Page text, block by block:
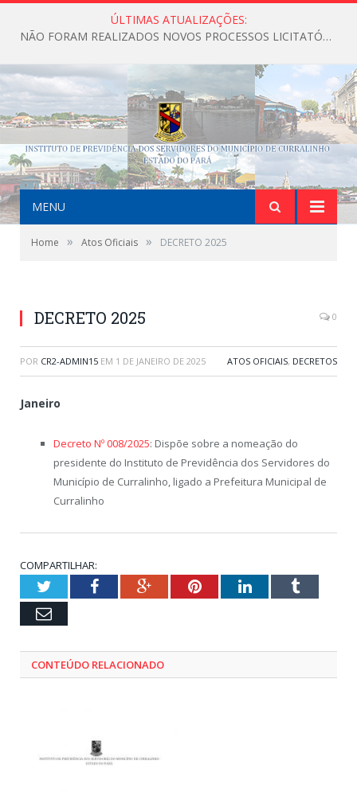
ÚLTIMAS ATUALIZAÇÕES:
NÃO FORAM REALIZADOS NOVOS PROCESSOS LICITATÓRIOS ATÉ O MOMENTO DO ANO DE 2026
MENU
Home » Atos Oficiais » DECRETO 2025
DECRETO 2025 0
POR CR2-ADMIN15 EM 1 DE JANEIRO DE 2025 ATOS OFICIAIS, DECRETOS
Janeiro
Decreto Nº 008/2025: Dispõe sobre a nomeação do
presidente do Instituto de Previdência dos Servidores do
Município de Curralinho, ligado a Prefeitura Municipal de
Curralinho
COMPARTILHAR:
TwitterFacebookGoogle+PinterestLinkedInTumblr
Email
CONTEÚDO RELACIONADO